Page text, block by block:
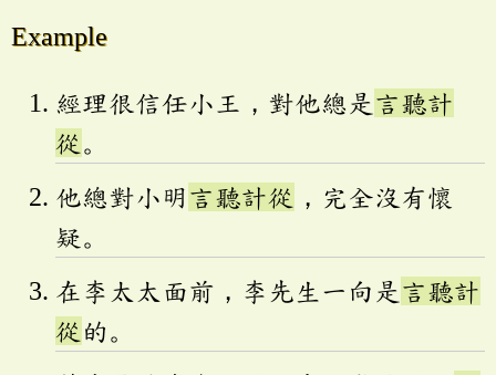
Example
經理很信任小王，對他總是 言聽計
從 。
他總對小明言聽計從 ，完全沒有懷
疑。
在李太太面前，李先生一向是 言聽計
從 的。